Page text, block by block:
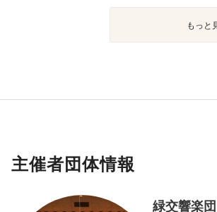
もっと
主催者団体情報
緑交響楽団